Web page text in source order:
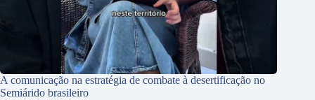
A comunicação na estratégia de combate à desertificação no
Semiárido brasileiro